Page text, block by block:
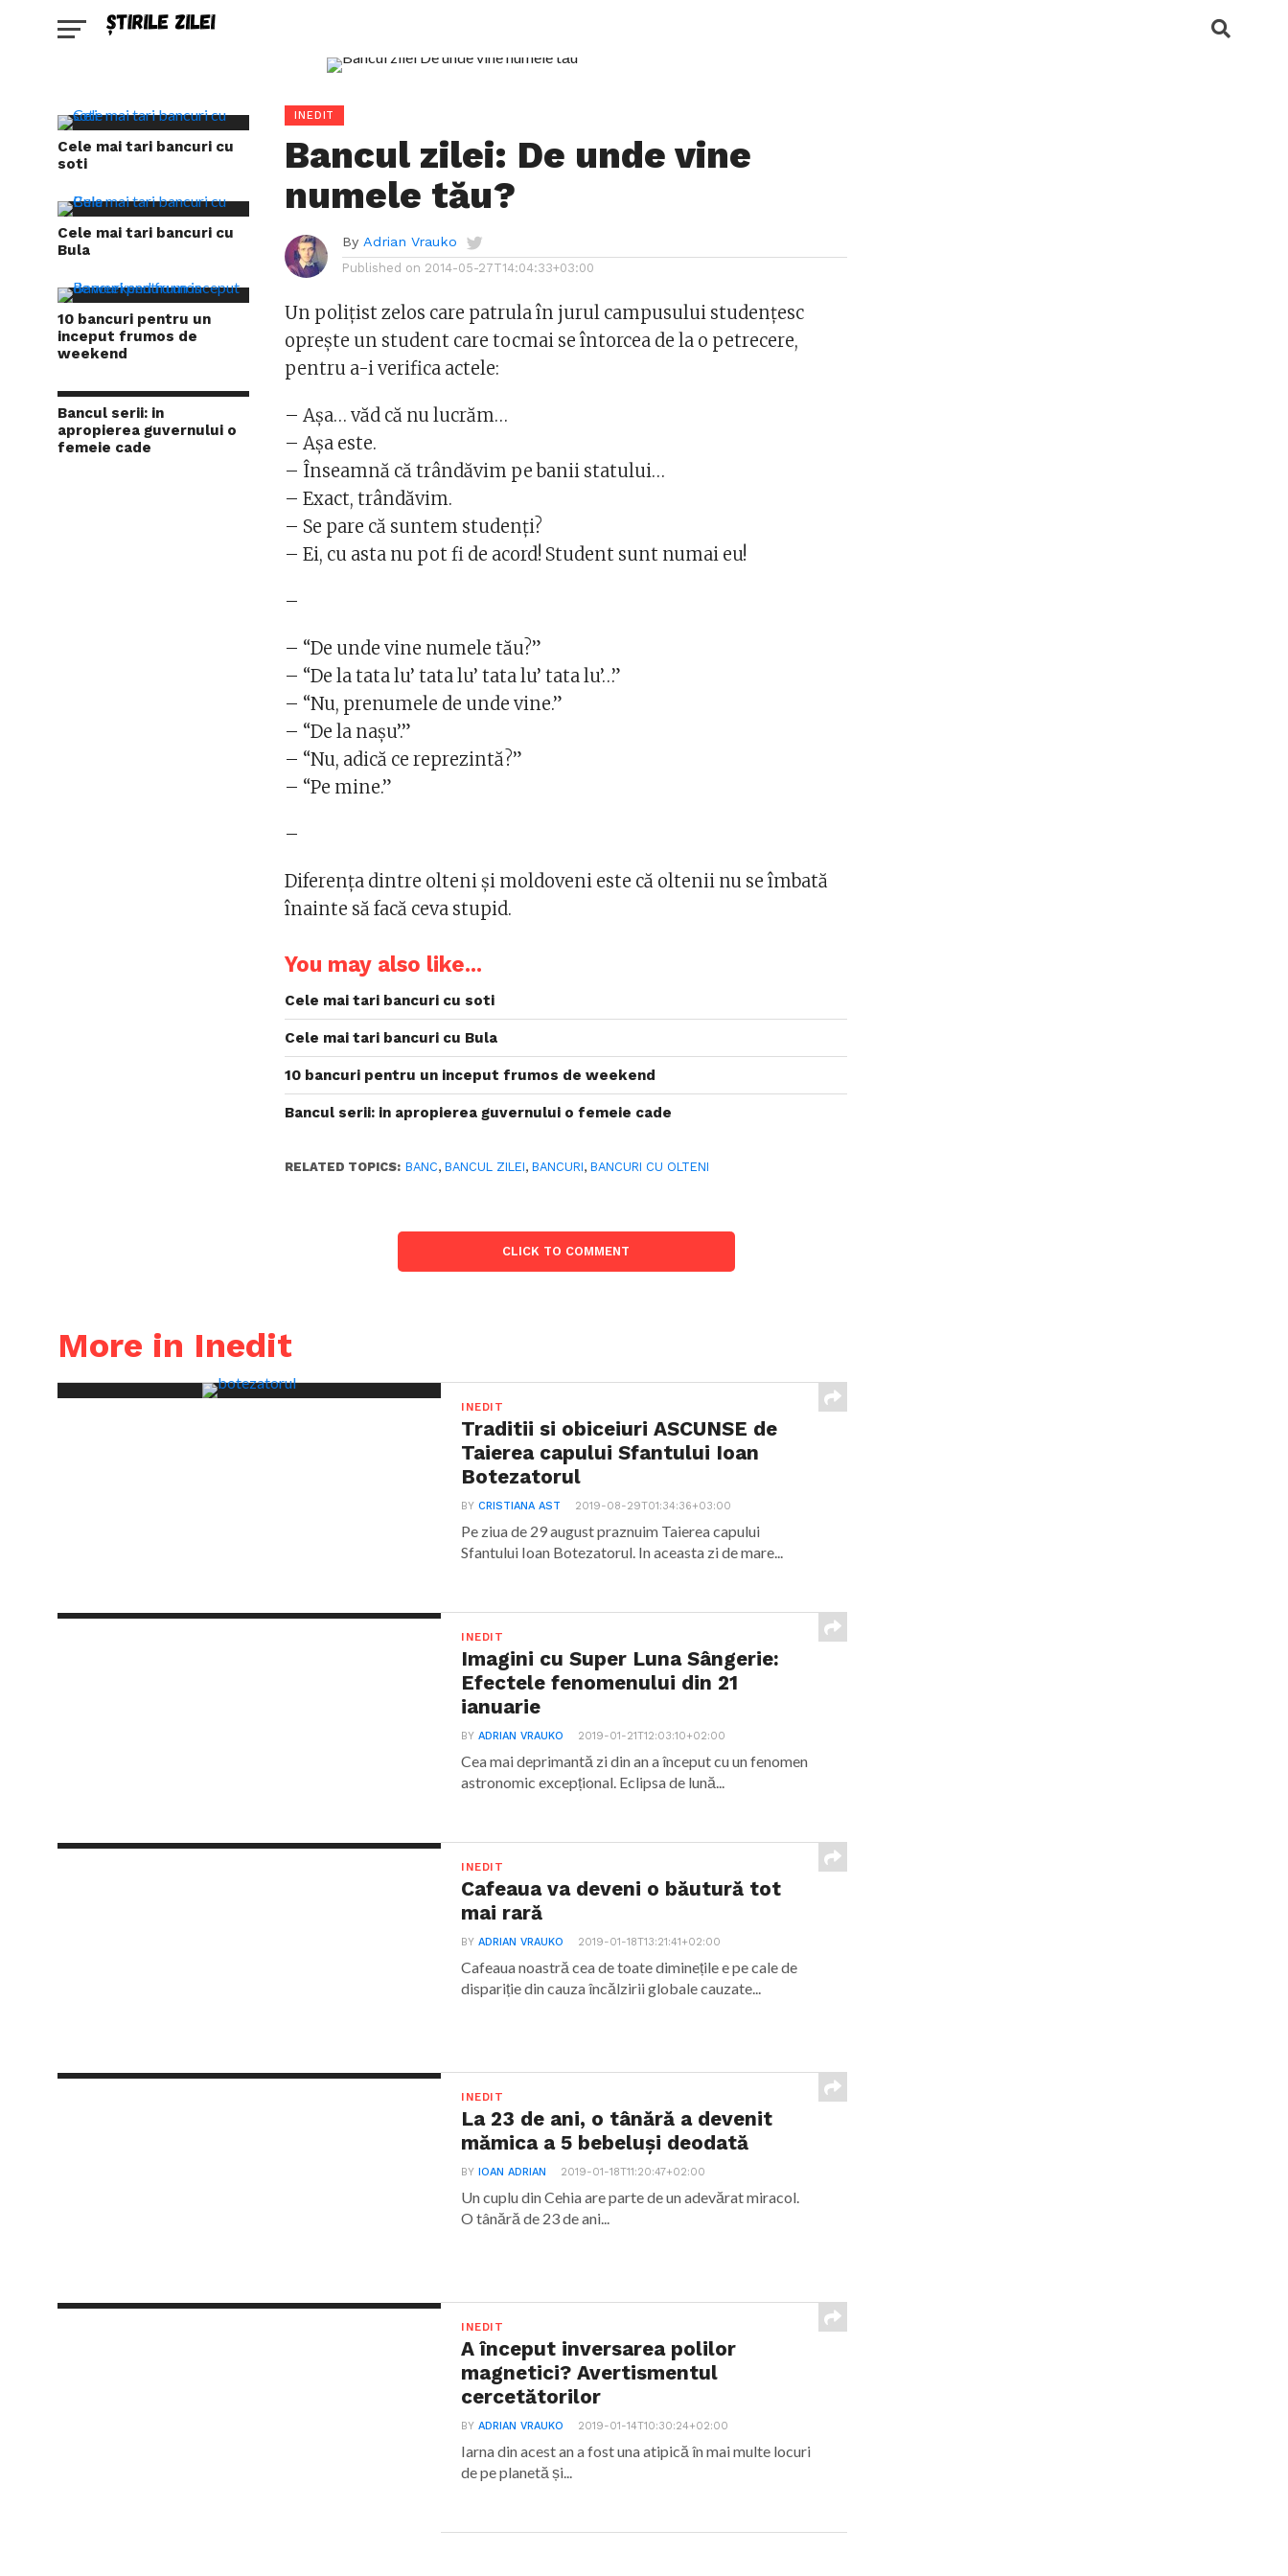
Cele mai tari bancuri cu
soti
Cele mai tari bancuri cu
Bula
10 bancuri pentru un
inceput frumos de
weekend
Bancul serii: in
apropierea guvernului o
femeie cade
INEDIT
Bancul zilei: De unde vine
numele tău?
By Adrian Vrauko
Published on 2014-05-27T14:04:33+03:00
Un poliţist zelos care patrula în jurul campusului studenţesc
opreşte un student care tocmai se întorcea de la o petrecere,
pentru a-i verifica actele:
– Aşa… văd că nu lucrăm…
– Aşa este.
– Înseamnă că trândăvim pe banii statului…
– Exact, trândăvim.
– Se pare că suntem studenţi?
– Ei, cu asta nu pot fi de acord! Student sunt numai eu!
–
– “De unde vine numele tău?”
– “De la tata lu’ tata lu’ tata lu’ tata lu’…”
– “Nu, prenumele de unde vine.”
– “De la naşu’.”
– “Nu, adică ce reprezintă?”
– “Pe mine.”
–
Diferenţa dintre olteni şi moldoveni este că oltenii nu se îmbată
înainte să facă ceva stupid.
You may also like...
Cele mai tari bancuri cu soti
Cele mai tari bancuri cu Bula
10 bancuri pentru un inceput frumos de weekend
Bancul serii: in apropierea guvernului o femeie cade
RELATED TOPICS: BANC,BANCUL ZILEI,BANCURI,BANCURI CU OLTENI
CLICK TO COMMENT
More in Inedit
INEDIT
Traditii si obiceiuri ASCUNSE de
Taierea capului Sfantului Ioan
Botezatorul
BYCRISTIANA AST 2019-08-29T01:34:36+03:00
Pe ziua de 29 august praznuim Taierea capului
Sfantului Ioan Botezatorul. In aceasta zi de mare...
INEDIT
Imagini cu Super Luna Sângerie:
Efectele fenomenului din 21
ianuarie
BYADRIAN VRAUKO 2019-01-21T12:03:10+02:00
Cea mai deprimantă zi din an a început cu un fenomen
astronomic excepțional. Eclipsa de lună...
INEDIT
Cafeaua va deveni o băutură tot
mai rară
BYADRIAN VRAUKO 2019-01-18T13:21:41+02:00
Cafeaua noastră cea de toate diminețile e pe cale de
dispariție din cauza încălzirii globale cauzate...
INEDIT
La 23 de ani, o tânără a devenit
mămica a 5 bebeluși deodată
BYIOAN ADRIAN 2019-01-18T11:20:47+02:00
Un cuplu din Cehia are parte de un adevărat miracol.
O tânără de 23 de ani...
INEDIT
A început inversarea polilor
magnetici? Avertismentul
cercetătorilor
BYADRIAN VRAUKO 2019-01-14T10:30:24+02:00
Iarna din acest an a fost una atipică în mai multe locuri
de pe planetă și...